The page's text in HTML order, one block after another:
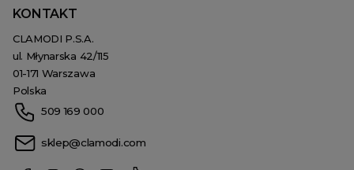
KONTAKT
CLAMODI P.S.A.
ul. Młynarska 42/115
01-171 Warszawa
Polska
509 169 000
sklep@clamodi.com